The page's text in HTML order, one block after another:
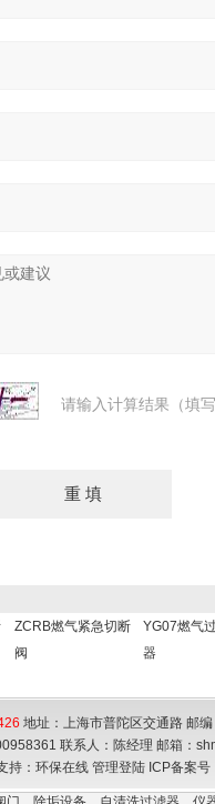
请输入计算结果（填
ZCRB燃气紧急切断
阀
YG07燃气
器
地址：上海市普陀区交通路 邮
联系人：陈经理 邮箱：
持： 环保在线 管理登陆ICP备案号